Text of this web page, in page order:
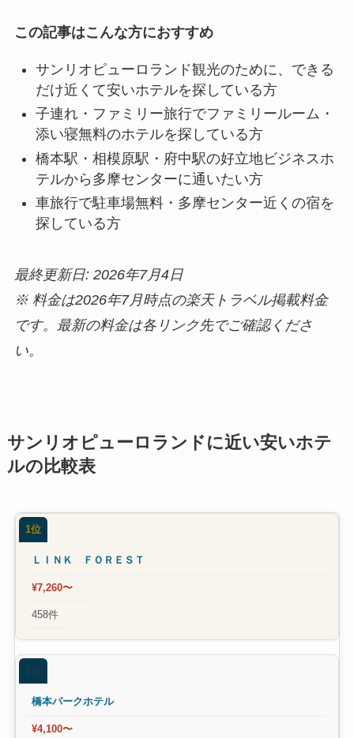
この記事はこんな方におすすめ
サンリオピューロランド観光のために、できる
だけ近くて安いホテルを探している方
子連れ・ファミリー旅行でファミリールーム・
添い寝無料のホテルを探している方
橋本駅・相模原駅・府中駅の好立地ビジネスホ
テルから多摩センターに通いたい方
車旅行で駐車場無料・多摩センター近くの宿を
探している方
最終更新日: 2026年7月4日
※ 料金は2026年7月時点の楽天トラベル掲載料金
です。最新の料金は各リンク先でご確認くださ
い。
サンリオピューロランドに近い安いホテ
ルの比較表
1位
ＬＩＮＫ ＦＯＲＥＳＴ
¥7,260〜
458件
2位
橋本パークホテル
¥4,100〜